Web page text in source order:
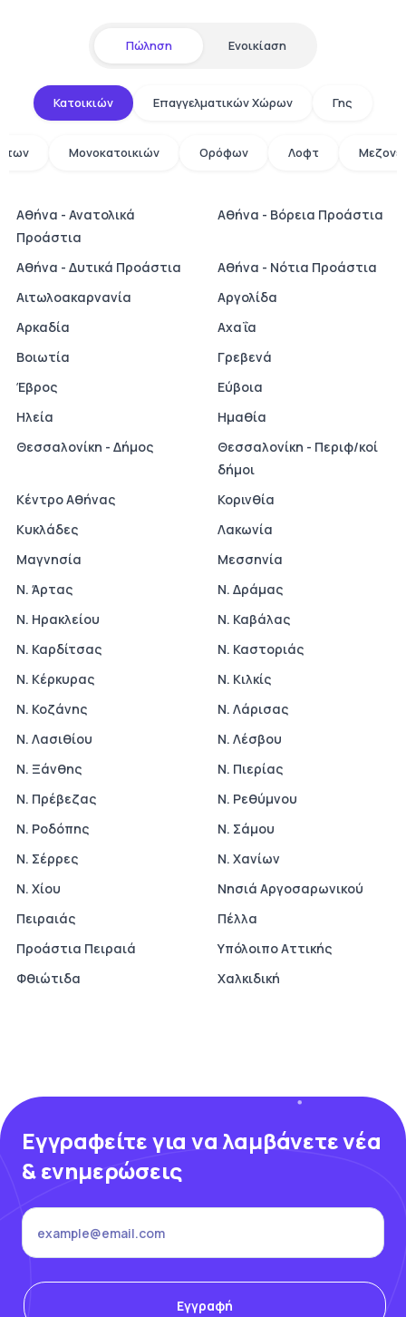
Πώληση Ενοικίαση
Κατοικιών Επαγγελματικών Χώρων Γης
Μονοκατοικιών Ορόφων Λοφτ
Αθήνα - Ανατολικά
Προάστια
Αθήνα - Βόρεια Προάστια
Αθήνα - Δυτικά Προάστια
Αθήνα - Νότια Προάστια
Αιτωλοακαρνανία
Αργολίδα
Αρκαδία
Αχαΐα
Βοιωτία
Γρεβενά
Έβρος
Εύβοια
Ηλεία
Ημαθία
Θεσσαλονίκη - Δήμος
Θεσσαλονίκη - Περιφ/κοί
δήμοι
Κέντρο Αθήνας
Κορινθία
Κυκλάδες
Λακωνία
Μαγνησία
Μεσσηνία
Ν. Άρτας
Ν. Δράμας
Ν. Ηρακλείου
Ν. Καβάλας
Ν. Καρδίτσας
Ν. Καστοριάς
Ν. Κέρκυρας
Ν. Κιλκίς
Ν. Κοζάνης
Ν. Λάρισας
Ν. Λασιθίου
Ν. Λέσβου
Ν. Ξάνθης
Ν. Πιερίας
Ν. Πρέβεζας
Ν. Ρεθύμνου
Ν. Ροδόπης
Ν. Σάμου
Ν. Σέρρες
Ν. Χανίων
Ν. Χίου
Νησιά Αργοσαρωνικού
Πειραιάς
Πέλλα
Προάστια Πειραιά
Υπόλοιπο Αττικής
Φθιώτιδα
Χαλκιδική
Εγγραφείτε για να λαμβάνετε νέα
& ενημερώσεις